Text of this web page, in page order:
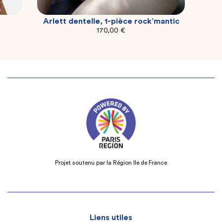
2XL 3XL 4XL
Arlett dentelle, 1-pièce rock’mantic
170,00 €
Projet soutenu par la Région Ile de France
Liens utiles